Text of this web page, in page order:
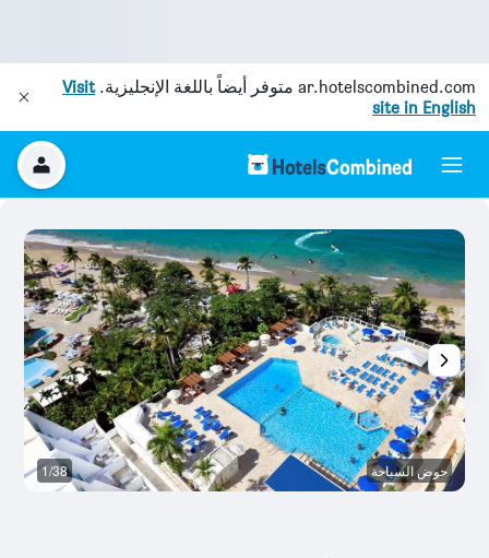
ar.hotelscombined.com متوفر أيضاً باللغة الإنجليزية.Visit
site in English
حوض السباحة 1/38